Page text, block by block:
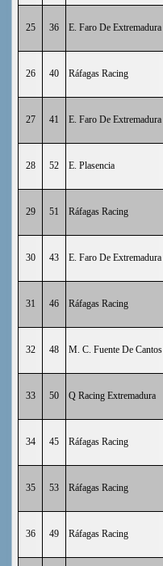
25 36 E. Faro De Extremadura
26 40 Ráfagas Racing
27 41 E. Faro De Extremadura
28 52 E. Plasencia
29 51 Ráfagas Racing
30 43 E. Faro De Extremadura
31 46 Ráfagas Racing
32 48 M. C. Fuente De Cantos
33 50 Q Racing Extremadura
34 45 Ráfagas Racing
35 53 Ráfagas Racing
36 49 Ráfagas Racing